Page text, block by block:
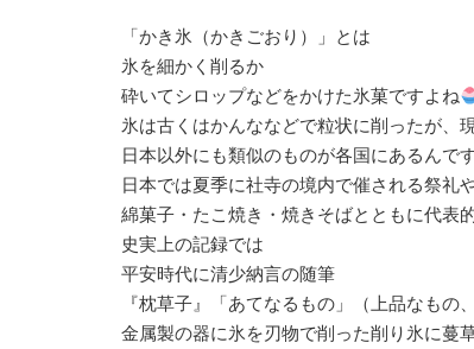
「かき氷（かきごおり）」とは⁡
⁡氷を細かく削るか⁡
⁡砕いてシロップなどをかけた氷菓ですよね
氷は古くはかんななどで粒状に削ったが、
日本以外にも類似のものが各国にあるんで
日本では夏季に社寺の境内で催される祭礼
綿菓子・たこ焼き・焼きそばとともに代表
史実上の記録では⁡
⁡平安時代に清少納言の随筆⁡
『枕草子』「あてなるもの」（上品なもの
金属製の器に氷を刃物で削った削り氷に蔓